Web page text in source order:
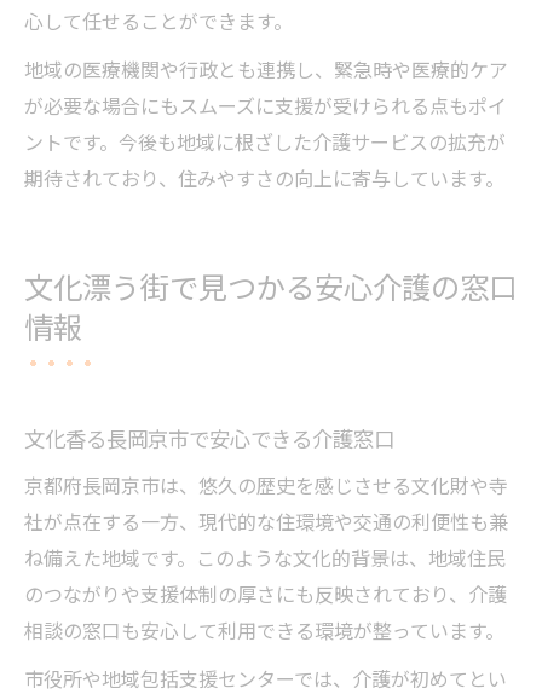
心して任せることができます。
地域の医療機関や行政とも連携し、緊急時や医療的ケア
が必要な場合にもスムーズに支援が受けられる点もポイ
ントです。今後も地域に根ざした介護サービスの拡充が
期待されており、住みやすさの向上に寄与しています。
文化漂う街で見つかる安心介護の窓口
情報
文化香る長岡京市で安心できる介護窓口
京都府長岡京市は、悠久の歴史を感じさせる文化財や寺
社が点在する一方、現代的な住環境や交通の利便性も兼
ね備えた地域です。このような文化的背景は、地域住民
のつながりや支援体制の厚さにも反映されており、介護
相談の窓口も安心して利用できる環境が整っています。
市役所や地域包括支援センターでは、介護が初めてとい